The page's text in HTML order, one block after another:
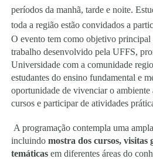
períodos da manhã, tarde e noite.
toda a região estão convidados a
O evento tem como objetivo principal
trabalho desenvolvido pela UFFS,
Universidade com a comunidade
estudantes do ensino fundamental e
oportunidade de vivenciar o ambiente
cursos e participar de atividades
A programação contempla uma
incluindo mostra dos cursos, visitas
temáticas em diferentes áreas do